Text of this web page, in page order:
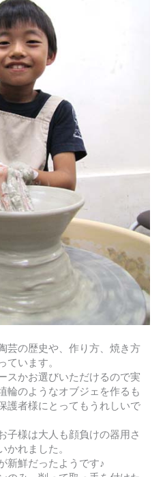
芸の歴史や、作り方、焼き方
います。
スかお選びいただけるので実
輪のようなオブジェを作るも
護者様にとってもうれしいで
子様は大人も顔負けの器用さ
れました。
新鮮だったようです♪